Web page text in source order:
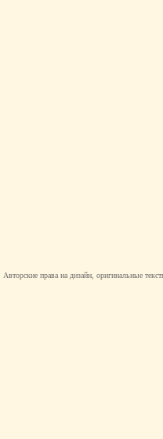
Авторские права на дизайн, оригинальные